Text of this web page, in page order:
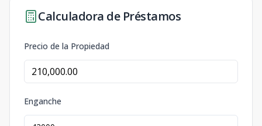
Calculadora de Préstamos
Precio de la Propiedad
Enganche